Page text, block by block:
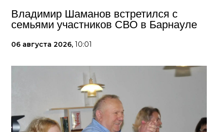
Владимир Шаманов встретился с
семьями участников СВО в Барнауле
06 августа 2026, 10:01